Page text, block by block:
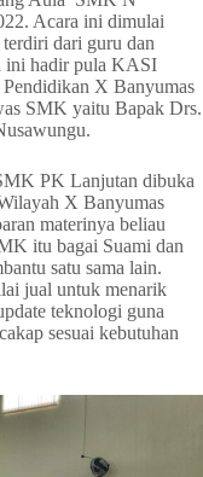
Acara ini dimulai
dari guru dan
ini hadir pula KASI
X Banyumas
SMK yaitu Bapak Drs.
PK Lanjutan dibuka
X Banyumas
materinya beliau
itu bagai Suami dan
satu sama lain.
jual untuk menarik
teknologi guna
sesuai kebutuhan